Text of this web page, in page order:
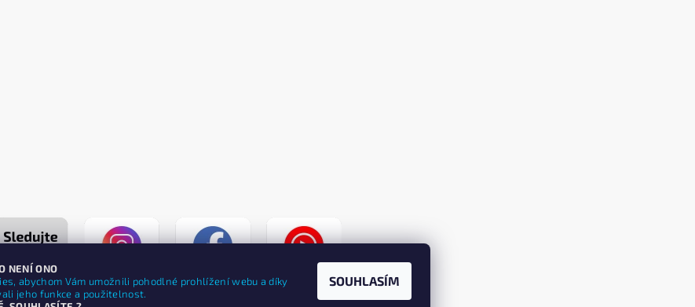
NENÍ ONO
abychom Vám umožnili pohodlné prohlížení webu a díky
jeho funkce a použitelnost.
SOUHLASÍM